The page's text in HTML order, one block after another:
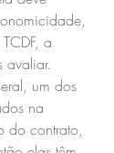
a
avaliar.
um dos
na
do contrato,